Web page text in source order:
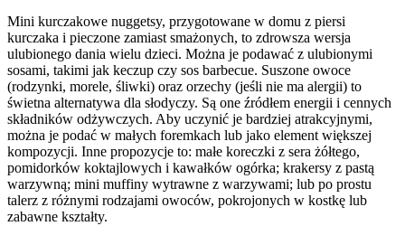
Mini kurczakowe nuggetsy, przygotowane w domu z piersi
kurczaka i pieczone zamiast smażonych, to zdrowsza wersja
ulubionego dania wielu dzieci. Można je podawać z ulubionymi
sosami, takimi jak keczup czy sos barbecue. Suszone owoce
(rodzynki, morele, śliwki) oraz orzechy (jeśli nie ma alergii) to
świetna alternatywa dla słodyczy. Są one źródłem energii i cennych
składników odżywczych. Aby uczynić je bardziej atrakcyjnymi,
można je podać w małych foremkach lub jako element większej
kompozycji. Inne propozycje to: małe koreczki z sera żółtego,
pomidorków koktajlowych i kawałków ogórka; krakersy z pastą
warzywną; mini muffiny wytrawne z warzywami; lub po prostu
talerz z różnymi rodzajami owoców, pokrojonych w kostkę lub
zabawne kształty.